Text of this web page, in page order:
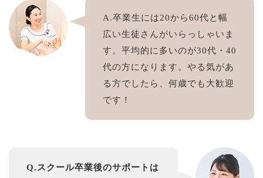
A.卒業生には20から60代と幅
広い生徒さんがいらっしゃいま
す。平均的に多いのが30代・40
代の方になります。やる気があ
る方でしたら、何歳でも大歓迎
です！
Q.スクール卒業後のサポートは